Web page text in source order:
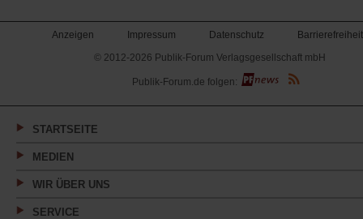
Anzeigen Impressum Datenschutz
Barrierefreiheit
© 2012-2026 Publik-Forum Verlagsgesellschaft mbH
(Öffnet
in
neuen
Publik-Forum.de folgen:
STARTSEITE
MEDIEN
WIR ÜBER UNS
SERVICE